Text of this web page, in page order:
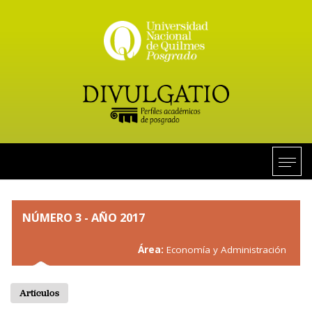
NÚMERO 3 - AÑO 2017
Área: Economía y Administración
Artículos